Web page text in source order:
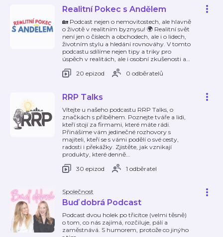
Realitní Pokec s Andělem
🏡 Podcast nejen o nemovitostech, ale hlavně
o životě v realitním byznysu! 🌍 Realitní svět
není jen o číslech a obchodech, ale i o lidech,
životním stylu a hledání rovnováhy. V tomto
podcastu sdílíme nejen tipy a triky pro
úspěch v realitách, ale i osobní zkušenosti a…
20 epizod
0 odběratelů
RRP Talks
Vítejte u našeho podcastu RRP Talks, o
značkách s příběhem. Poznejte tváře a lidi,
kteří stojí za firmami, které máte rádi.
Přinášíme vám jedinečné rozhovory s
majiteli, kteří se s vámi podělí o své cesty,
radosti i překážky. Zjistěte, jak vznikají
produkty, které denně…
30 epizod
1 odběratel
Společnost
Buď dobrá Podcast
Podcast dvou holek po třicítce (velmi těsně)
o tom, co nás zajímá, rozčiluje, pálí a
zaměstnává. S humorem, protože co jinýho